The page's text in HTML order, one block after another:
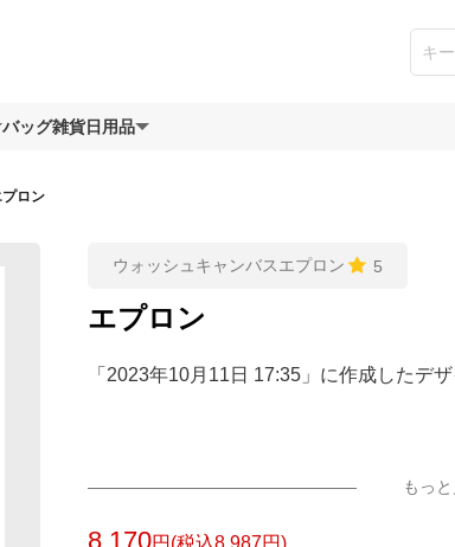
バッグ雑貨日用品
プロン
ウォッシュキャンバスエプロン 5
エプロン
「2023年10月11日 17:35」に作成したデ
もっ
8,170円(税込8,987円)